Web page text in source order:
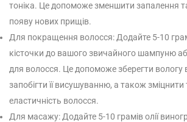
тоніка. Це допоможе зменшити запалення
появу нових прищів.
Для покращення волосся: Додайте 5-10
кісточки до вашого звичайного шампуню
для волосся. Це допоможе зберегти вологу
запобігти її висушуванню, а також
еластичність волосся.
Для масажу: Додайте 5-10 грамів олії